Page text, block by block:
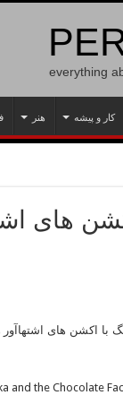
everything
کار و پیشه هنر
اکشن های اشتهاآور